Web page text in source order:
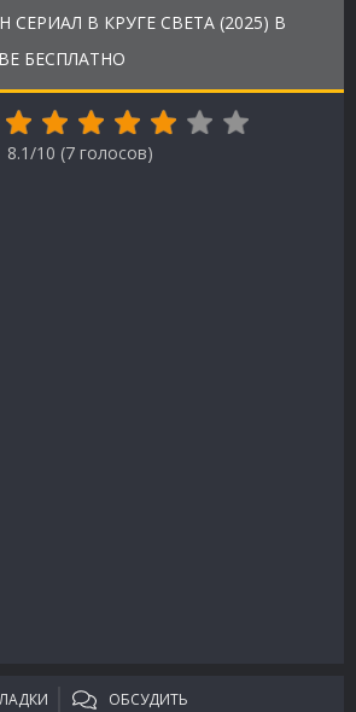
В КРУГЕ СВЕТА (2025) В
БЕСПЛАТНО
8.1/10 (7голосов)
ОБСУДИТЬ